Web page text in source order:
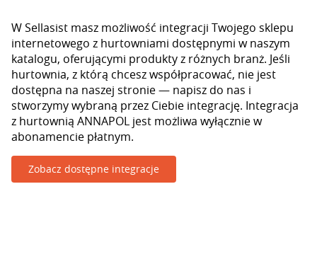
W Sellasist masz możliwość integracji Twojego sklepu
internetowego z hurtowniami dostępnymi w naszym
katalogu, oferującymi produkty z różnych branż. Jeśli
hurtownia, z którą chcesz współpracować, nie jest
dostępna na naszej stronie — napisz do nas i
stworzymy wybraną przez Ciebie integrację. Integracja
z hurtownią ANNAPOL jest możliwa wyłącznie w
abonamencie płatnym.
Zobacz dostępne integracje